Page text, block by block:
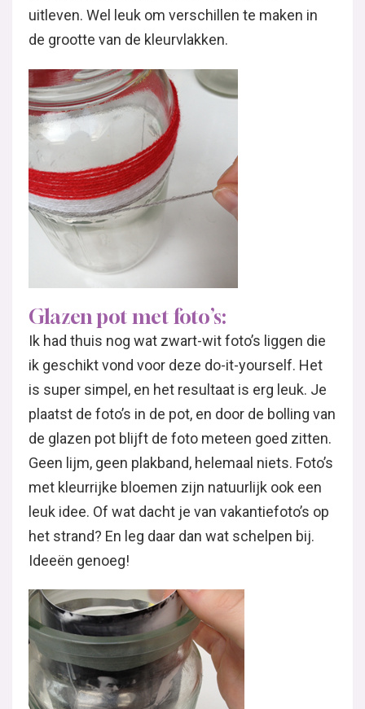
Glazen pot met foto’s:
Ik had thuis nog wat zwart-wit foto’s liggen die
ik geschikt vond voor deze do-it-yourself. Het
is super simpel, en het resultaat is erg leuk. Je
plaatst de foto’s in de pot, en door de bolling van
de glazen pot blijft de foto meteen goed zitten.
Geen lijm, geen plakband, helemaal niets. Foto’s
met kleurrijke bloemen zijn natuurlijk ook een
het strand? En leg daar dan wat schelpen bij.
Ideeën genoeg!
Ook leuk: met krijtverf een vlak verven op een
glazen pot.